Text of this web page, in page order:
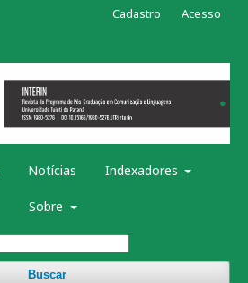
Notícias Indexadores
Sobre
Buscar
Cadastro Acesso